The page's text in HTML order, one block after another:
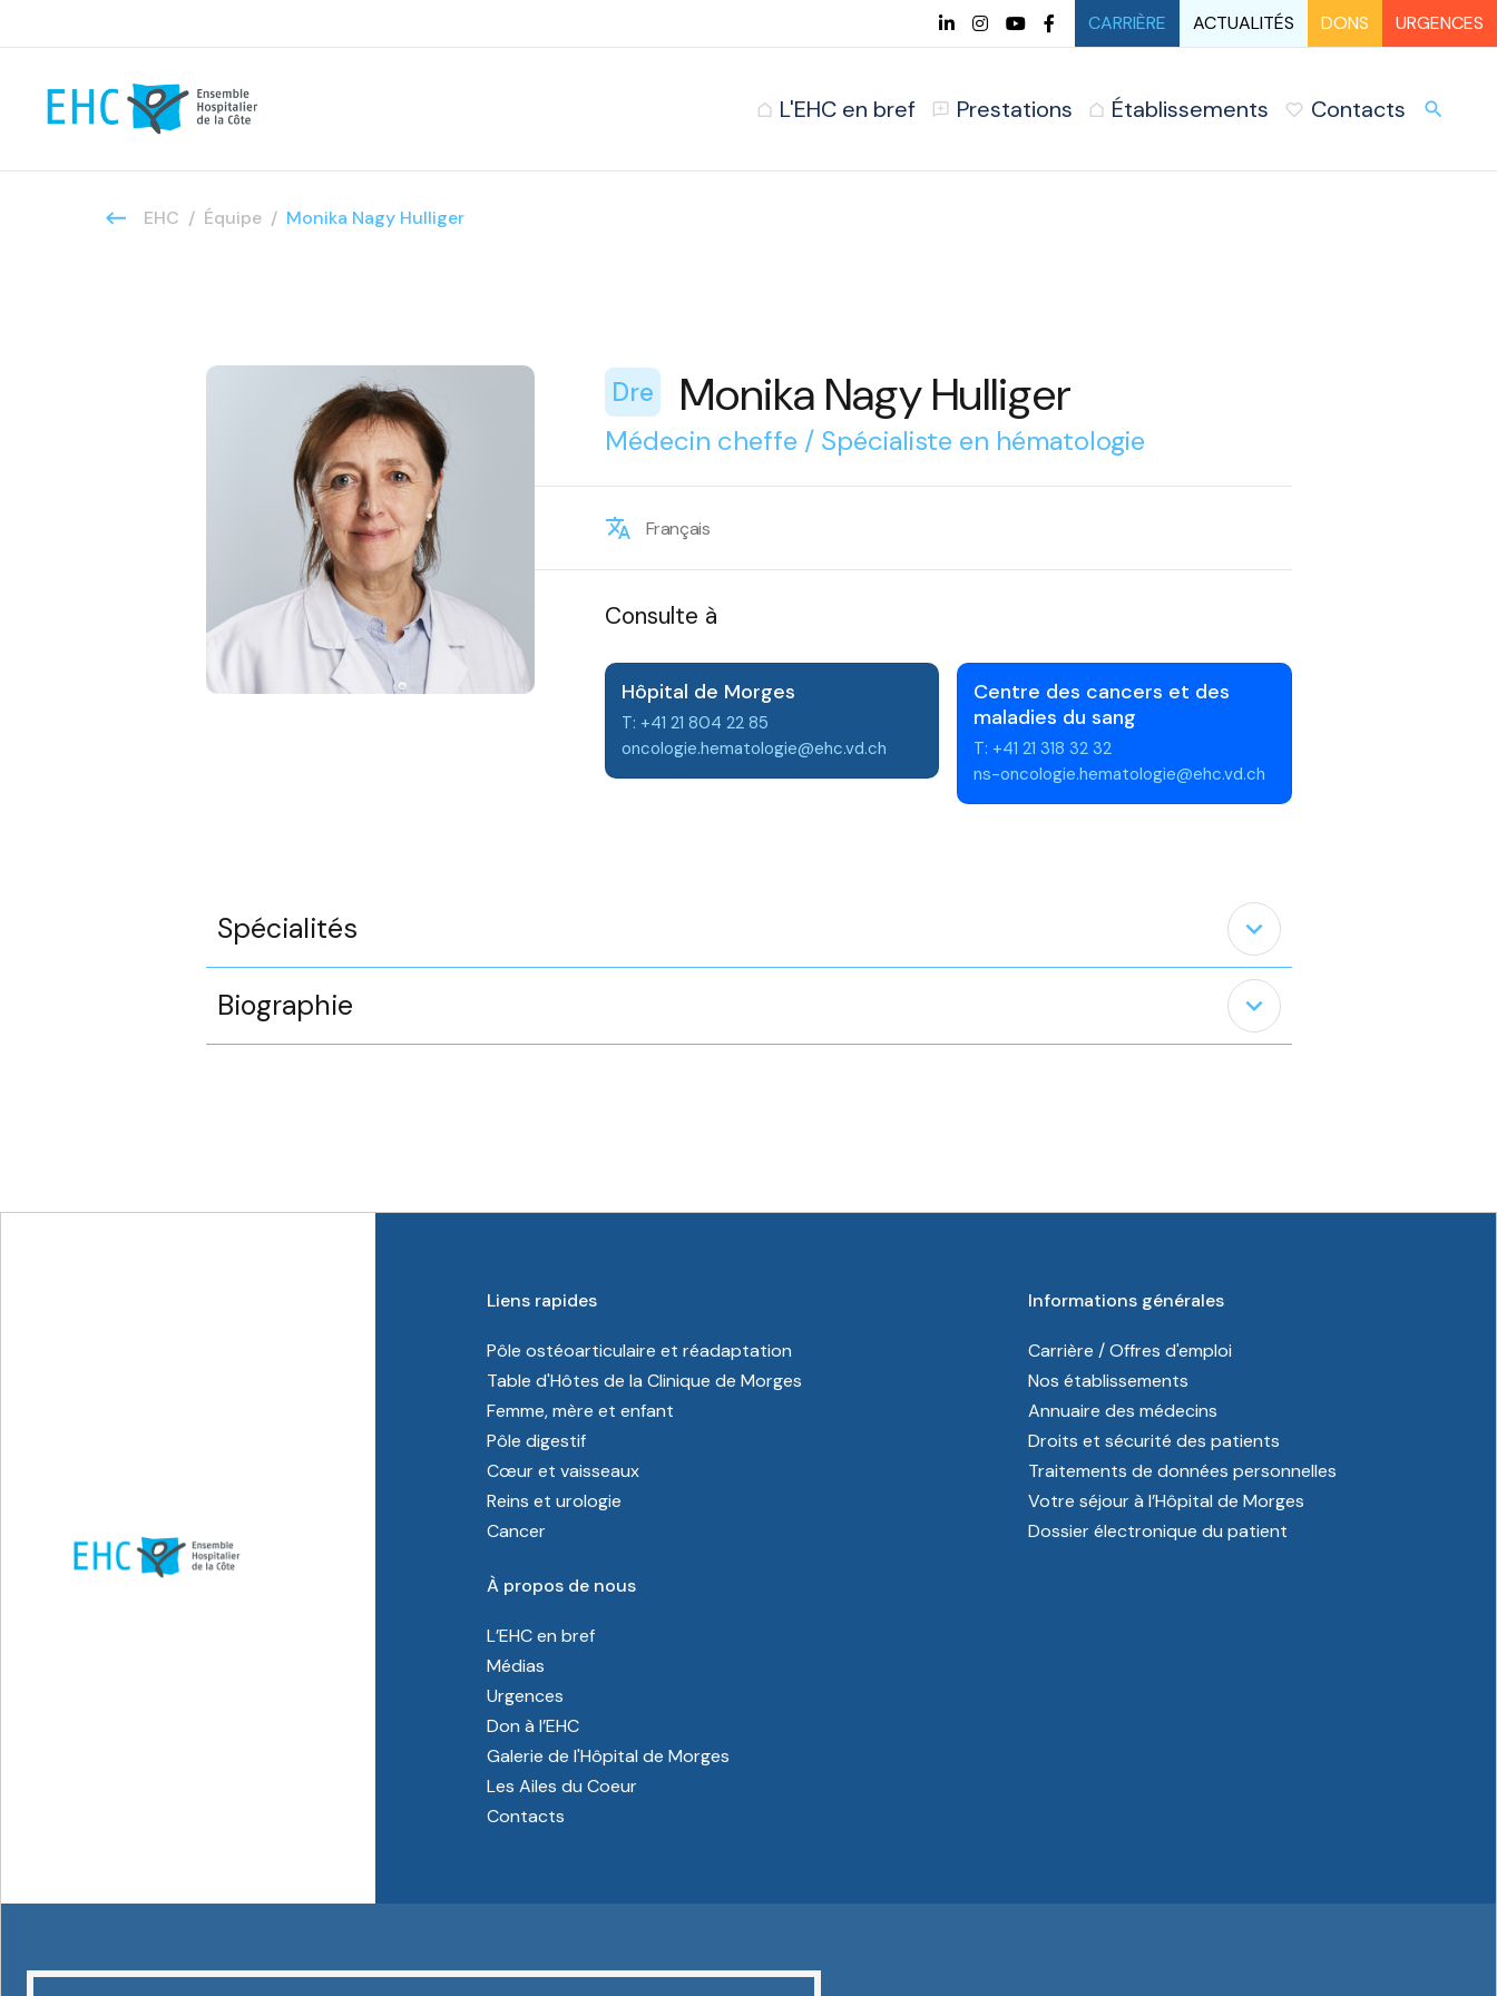
CARRIÈRE ACTUALITÉS DONS URGENCES
L'EHC en bref Prestations Établissements Contacts search
EHC Équipe Monika Nagy Hulliger
Dre Monika Nagy Hulliger
Médecin cheffe / Spécialiste en hématologie
Français
Consulte à
Hôpital de Morges
T: +41 21 804 22 85
oncologie.hematologie@ehc.vd.ch
Centre des cancers et des
maladies du sang
T: +41 21 318 32 32
ns-oncologie.hematologie@ehc.vd.ch
Spécialités expand_less
Biographie expand_less
Liens rapides
Pôle ostéoarticulaire et réadaptation
Table d'Hôtes de la Clinique de Morges
Femme, mère et enfant
Pôle digestif
Cœur et vaisseaux
Reins et urologie
Cancer
Informations générales
Carrière / Offres d'emploi
Nos établissements
Annuaire des médecins
Droits et sécurité des patients
Traitements de données personnelles
Votre séjour à l’Hôpital de Morges
Dossier électronique du patient
À propos de nous
L’EHC en bref
Médias
Urgences
Don à l’EHC
Galerie de l'Hôpital de Morges
Les Ailes du Coeur
Contacts